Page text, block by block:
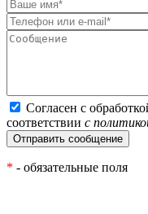
Согласен с
соответствии с
* - обязательные поля